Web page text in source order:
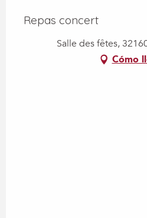
Repas concert
Salle des fêtes,
Cómo